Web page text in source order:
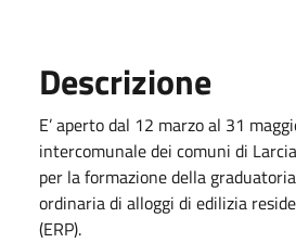
Descrizione
E’ aperto dal 12 marzo al 31
intercomunale dei comuni di
per la formazione della
ordinaria di alloggi di edilizia
(ERP).